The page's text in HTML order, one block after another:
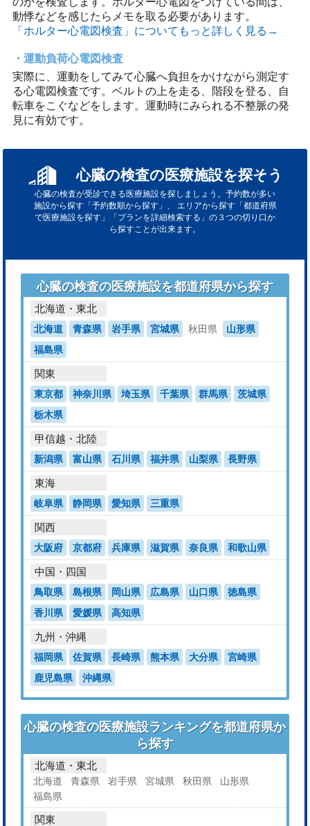
動悸などを感じたらメモを取る必要があります。
「ホルター心電図検査」についてもっと詳しく見る→
運動負荷心電図検査
実際に、運動をしてみて心臓へ負担をかけながら測定す
る心電図検査です。ベルトの上を走る、階段を登る、自
転車をこぐなどをします。運動時にみられる不整脈の発
見に有効です。
心臓の検査の医療施設を探そう
心臓の検査が受診できる医療施設を探しましょう。予約数が多い
施設から探す「予約数順から探す」、
エリアから探す「都道府県
で医療施設を探す」「プランを詳細検索する」の３つの切り口か
ら探すことが出来ます。
心臓の検査の医療施設を都道府県から探す
北海道・東北
北海道 青森県 岩手県 宮城県 秋田県
山形県
福島県
関東
東京都 神奈川県 埼玉県 千葉県 群馬県
茨城県
栃木県
甲信越・北陸
新潟県 富山県 石川県 福井県 山梨県 長野県
東海
岐阜県 静岡県 愛知県 三重県
関西
大阪府 京都府 兵庫県 滋賀県 奈良県 和歌山県
中国・四国
鳥取県 島根県 岡山県 広島県 山口県
徳島県
香川県
愛媛県 高知県
九州・沖縄
福岡県 佐賀県 長崎県 熊本県 大分県
宮崎県
鹿児島県
沖縄県
心臓の検査の医療施設ランキングを都道府県か
ら探す
北海道・東北
北海道 青森県 岩手県 宮城県 秋田県
山形県
福島県
関東